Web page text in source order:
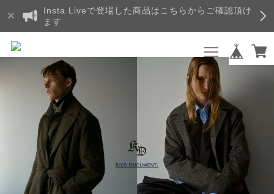
Insta Liveで登場した商品はこちらからご確認頂け
ます